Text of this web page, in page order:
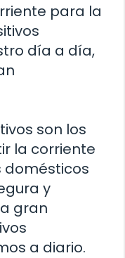
para la
día a día,
son los
la corriente
domésticos
y
gran
a diario.